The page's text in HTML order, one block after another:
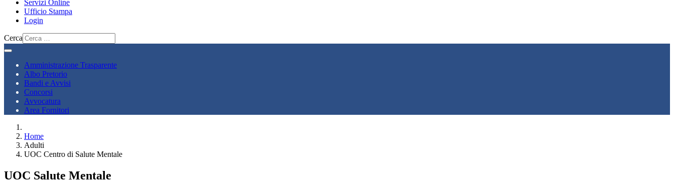
Servizi Online
Ufficio Stampa
Login
Cerca
Amministrazione Trasparente
Albo Pretorio
Bandi e Avvisi
Concorsi
Avvocatura
Area Fornitori
Home
Adulti
UOC Centro di Salute Mentale
UOC Salute Mentale